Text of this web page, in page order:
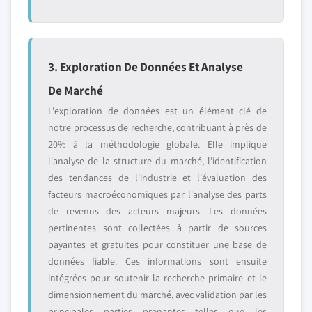
3. Exploration De Données Et Analyse
De Marché
L'exploration de données est un élément clé de
notre processus de recherche, contribuant à près de
20% à la méthodologie globale. Elle implique
l'analyse de la structure du marché, l'identification
des tendances de l'industrie et l'évaluation des
facteurs macroéconomiques par l'analyse des parts
de revenus des acteurs majeurs. Les données
pertinentes sont collectées à partir de sources
payantes et gratuites pour constituer une base de
données fiable. Ces informations sont ensuite
intégrées pour soutenir la recherche primaire et le
dimensionnement du marché, avec validation par les